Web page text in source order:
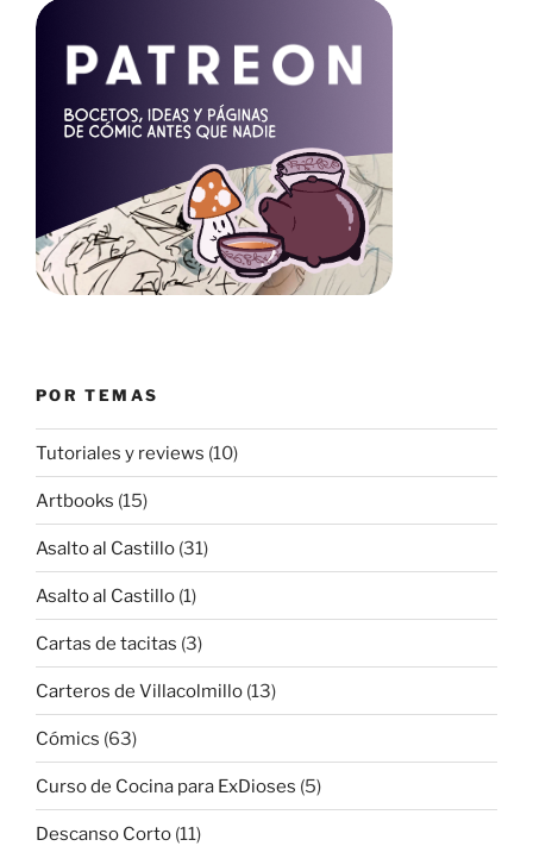
POR TEMAS
Tutoriales y reviews (10)
Artbooks (15)
Asalto al Castillo (31)
Asalto al Castillo (1)
Cartas de tacitas (3)
Carteros de Villacolmillo (13)
Cómics (63)
Curso de Cocina para ExDioses (5)
Descanso Corto (11)